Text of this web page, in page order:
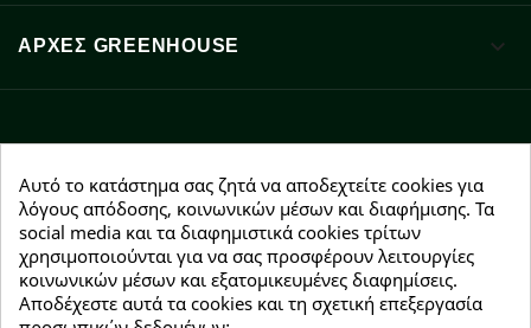
ΑΡΧΈΣ GREENHOUSE 
Facebook YouTubeInstagram
NEWSLETTER
Αυτό το κατάστημα σας ζητά να αποδεχτείτε cookies για
λόγους απόδοσης, κοινωνικών μέσων και διαφήμισης. Τα
social media και τα διαφημιστικά cookies τρίτων
χρησιμοποιούνται για να σας προσφέρουν λειτουργίες
κοινωνικών μέσων και εξατομικευμένες διαφημίσεις.
Αποδέχεστε αυτά τα cookies και τη σχετική επεξεργασία